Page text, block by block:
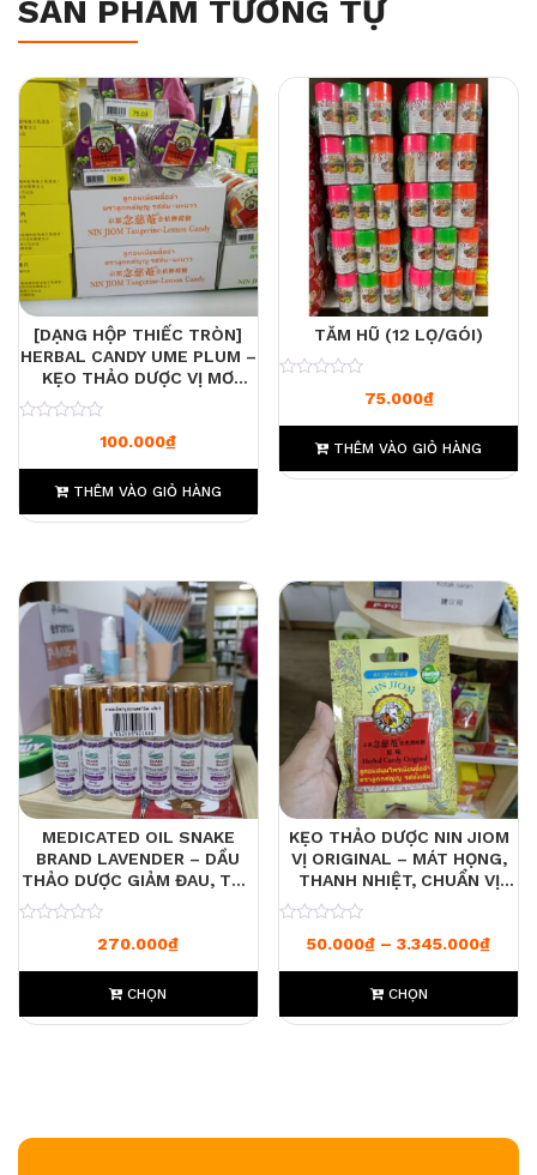
SẢN PHẨM TƯƠNG TỰ
[DẠNG HỘP THIẾC TRÒN]
HERBAL CANDY UME PLUM –
KẸO THẢO DƯỢC VỊ MƠ
CHUA MÁT
100.000₫
THÊM VÀO GIỎ HÀNG
TĂM HŨ (12 LỌ/GÓI)
75.000₫
THÊM VÀO GIỎ HÀNG
MEDICATED OIL SNAKE
BRAND LAVENDER – DẦU
THẢO DƯỢC GIẢM ĐAU, THƯ
GIÃN, MÙI HOA OẢI HƯƠNG
270.000₫
CHỌN
KẸO THẢO DƯỢC NIN JIOM
VỊ ORIGINAL – MÁT HỌNG,
THANH NHIỆT, CHUẨN VỊ
TRUYỀN THỐNG
50.000₫ – 3.345.000₫
CHỌN